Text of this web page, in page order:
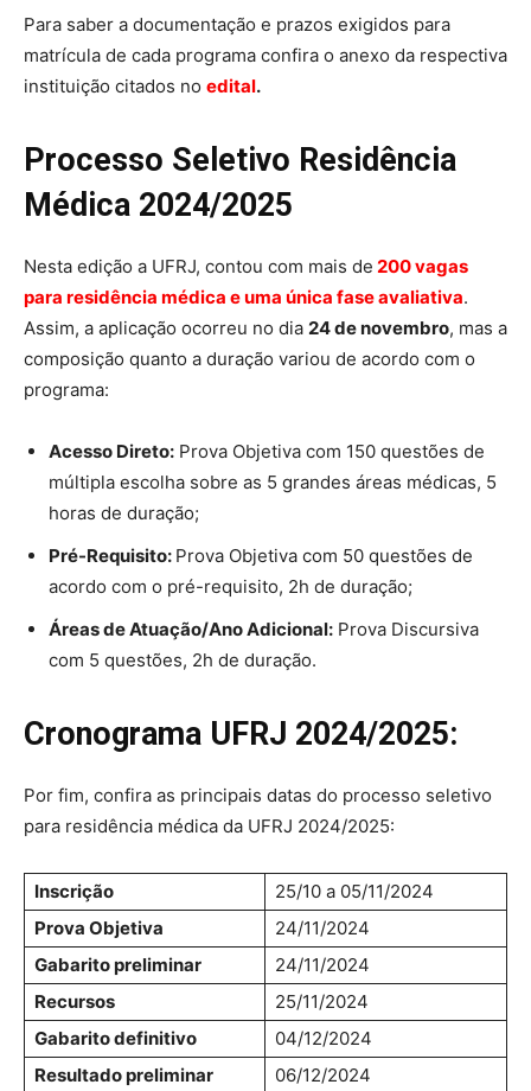
Para saber a documentação e prazos exigidos para
matrícula de cada programa confira o anexo da respectiva
instituição citados no edital.
Processo Seletivo Residência
Médica 2024/2025
Nesta edição a UFRJ, contou com mais de 200 vagas
para residência médica e uma única fase avaliativa.
Assim, a aplicação ocorreu no dia 24 de novembro, mas a
composição quanto a duração variou de acordo com o
programa:
Acesso Direto: Prova Objetiva com 150 questões de
múltipla escolha sobre as 5 grandes áreas médicas, 5
horas de duração;
Pré-Requisito: Prova Objetiva com 50 questões de
acordo com o pré-requisito, 2h de duração;
Áreas de Atuação/Ano Adicional: Prova Discursiva
com 5 questões, 2h de duração.
Cronograma UFRJ 2024/2025:
Por fim, confira as principais datas do processo seletivo
para residência médica da UFRJ 2024/2025:
Inscrição
25/10 a 05/11/2024
Prova Objetiva
24/11/2024
Gabarito preliminar
24/11/2024
Recursos
25/11/2024
Gabarito definitivo
04/12/2024
Resultado preliminar
06/12/2024